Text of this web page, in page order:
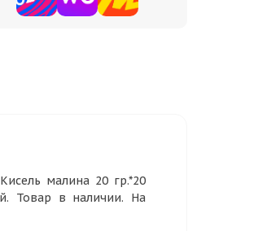
малина 20 гр.*20
Товар в наличии. На